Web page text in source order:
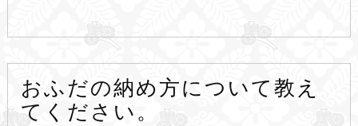
おふだの納め方について教え
てください。